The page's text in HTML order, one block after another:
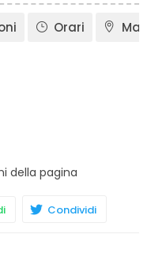
Orari
della pagina
Condividi